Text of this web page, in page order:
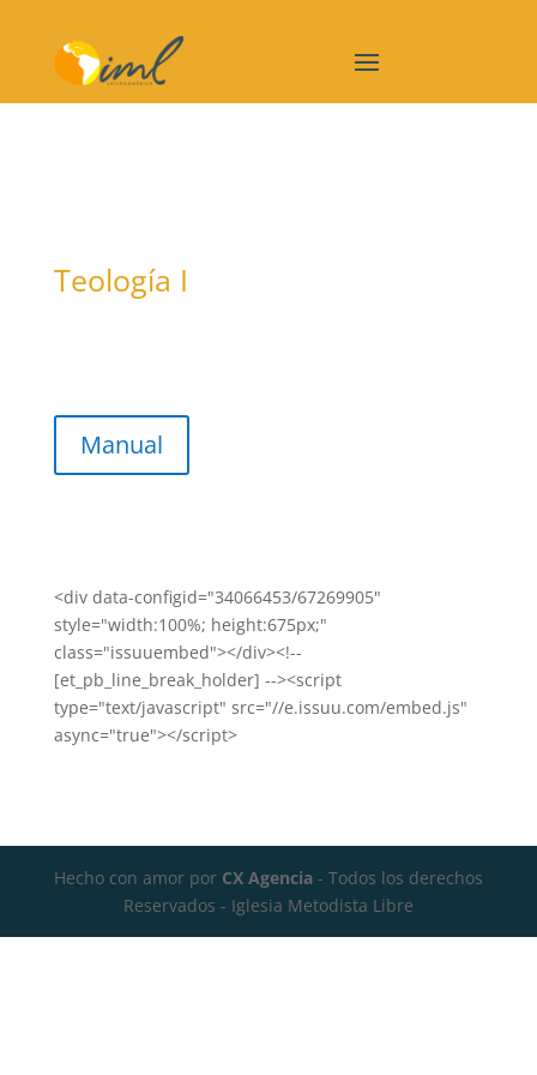
Teología I
Manual
<div data-configid="34066453/67269905"
style="width:100%; height:675px;"
class="issuuembed"></div><!--
[et_pb_line_break_holder] --><script
type="text/javascript" src="//e.issuu.com/embed.js"
async="true"></script>
Hecho con amor por CX Agencia- Todos los derechos
Reservados - Iglesia Metodista Libre